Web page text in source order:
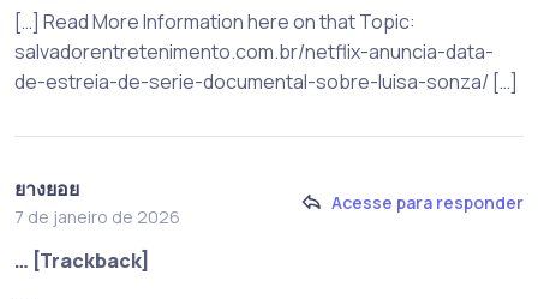
[…] Read More Information here on that Topic:
salvadorentretenimento.com.br/netflix-anuncia-data-
de-estreia-de-serie-documental-sobre-luisa-sonza/ […]
ยางยอย
7 de janeiro de 2026
Acesse para responder
… [Trackback]